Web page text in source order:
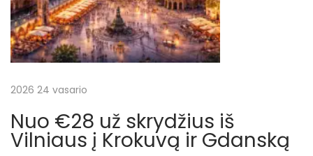
s
N
e
t
o
s
7
n
u
o
s
2026 24 vasario
Nuo €28 už skrydžius iš
Vilniaus į Krokuvą ir Gdanską